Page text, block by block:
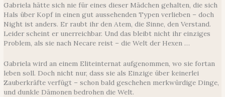
Gabriela hätte sich nie für eines dieser Mädchen gehalten, die sich
Hals über Kopf in einen gut aussehenden Typen verlieben – doch
Night ist anders. Er raubt ihr den Atem, die Sinne, den Verstand.
Leider scheint er unerreichbar. Und das bleibt nicht ihr einziges
Problem, als sie nach Necare reist – die Welt der Hexen …
Gabriela wird an einem Eliteinternat aufgenommen, wo sie fortan
leben soll. Doch nicht nur, dass sie als Einzige über keinerlei
Zauberkräfte verfügt – schon bald geschehen merkwürdige Dinge,
und dunkle Dämonen bedrohen die Welt.